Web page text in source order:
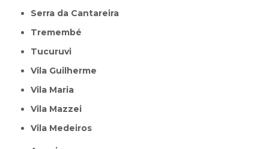
Serra da Cantareira
Tremembé
Tucuruvi
Vila Guilherme
Vila Maria
Vila Mazzei
Vila Medeiros